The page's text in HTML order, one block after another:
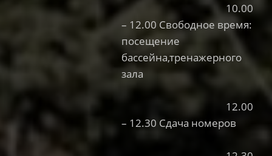
10.00
– 12.00 Свободное время:
посещение
бассейна,тренажерного
зала
12.00
– 12.30 Сдача номеров